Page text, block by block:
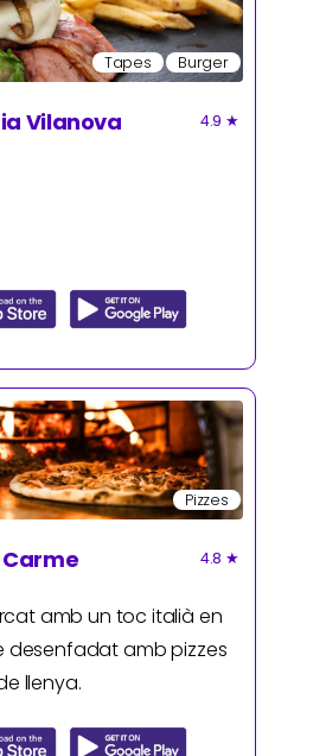
Tapes Burger
Vilanova 4.9 ★
Pizzes
Carme 4.8 ★
amb un toc italià en
desenfadat amb pizzes
llenya.